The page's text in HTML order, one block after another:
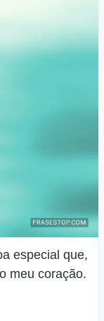
especial que,
meu coração.